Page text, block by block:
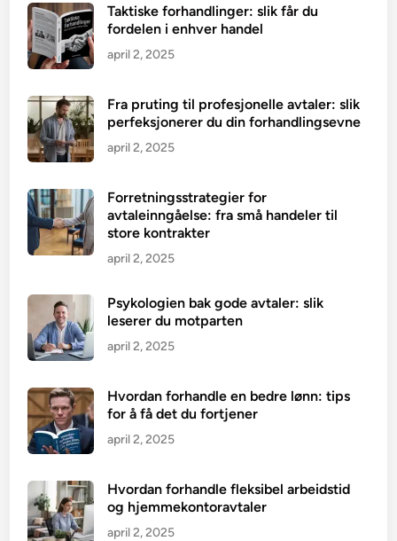
Taktiske forhandlinger: slik får du
fordelen i enhver handel
april 2, 2025
Fra pruting til profesjonelle avtaler: slik
perfeksjonerer du din forhandlingsevne
april 2, 2025
Forretningsstrategier for
avtaleinngåelse: fra små handeler til
store kontrakter
april 2, 2025
Psykologien bak gode avtaler: slik
leserer du motparten
april 2, 2025
Hvordan forhandle en bedre lønn: tips
for å få det du fortjener
april 2, 2025
Hvordan forhandle fleksibel arbeidstid
og hjemmekontoravtaler
april 2, 2025